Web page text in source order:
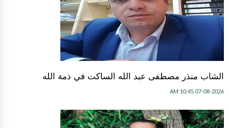
الشاب منذر مصطفى عبد الله الساكت في ذمة الله
07-08-2026 10:45 AM